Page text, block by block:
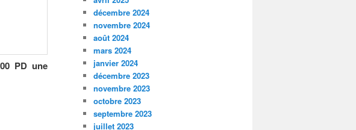
PD une
décembre 2024
novembre 2024
août 2024
mars 2024
janvier 2024
décembre 2023
novembre 2023
octobre 2023
septembre 2023
juillet 2023